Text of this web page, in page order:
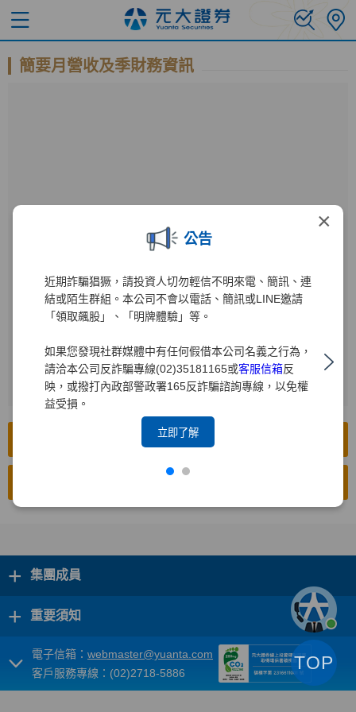
×
公告
近期詐騙猖獗，請投資人切勿輕信不明來電、簡訊、連
結或陌生群組。本公司不會以電話、簡訊或LINE邀請
「領取飆股」、「明牌體驗」等。
如果您發現社群媒體中有任何假借本公司名義之行為，
請洽本公司反詐騙專線(02)35181165或客服信箱反
映，或撥打內政部警政署165反詐騙諮詢專線，以免權
益受損。
立即了解
簡要月營收及季財務資訊
公開資訊觀測站
進入公開資訊觀測站後
1 輸入公司代碼：000980
2 按下[搜尋]
前往公開資訊觀測站(中文版)
+ 集團成員
+ 重要須知
電子信箱： webmaster@yuanta.com
客戶服務專線：(02)2718-5886
TOP